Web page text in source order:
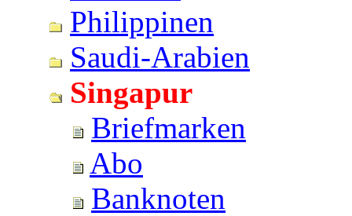
Philippinen
Saudi-Arabien
Singapur
Briefmarken
Abo
Banknoten